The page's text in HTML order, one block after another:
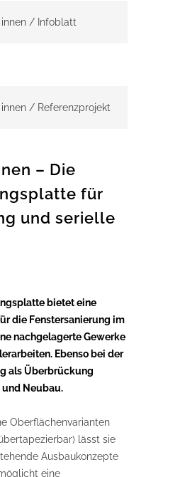
innen / Infoblatt
innen / Referenzprojekt
– Die
für
und serielle
bietet eine
die Fenstersanierung im
nachgelagerte Gewerke
Ebenso bei der
als Überbrückung
Neubau.
Oberflächenvarianten
lässt sie
Ausbaukonzepte
eine